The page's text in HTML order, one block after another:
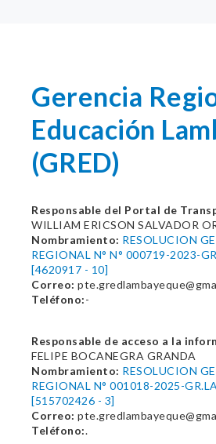
Gerencia
Educación
(GRED)
Responsable del Portal de
WILLIAM ERICSON SALVADOR
Nombramiento: RESOLUCION
REGIONAL N° N° 000719-2023-
[4620917 - 10]
Correo:
Teléfono:-
Responsable de acceso a la
FELIPE BOCANEGRA GRANDA
Nombramiento: RESOLUCION
REGIONAL N° 001018-2025-
[515702426 - 3]
Correo:
Teléfono:.